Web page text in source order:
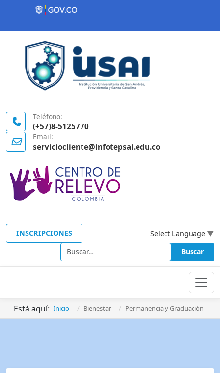
Contenido inicial
Teléfono:
(+57)8-5125770
Email:
serviciocliente@infotepsai.edu.co
INSCRIPCIONES Select Language ▼
Buscar Buscar
Está aquí: Inicio Bienestar Permanencia y Graduación